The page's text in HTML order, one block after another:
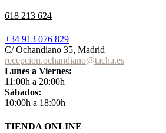
618 213 624
+34 913 076 829
C/ Ochandiano 35, Madrid
recepcion.ochandiano@tacha.es
Lunes a Viernes:
11:00h a 20:00h
Sábados:
10:00h a 18:00h
TIENDA ONLINE